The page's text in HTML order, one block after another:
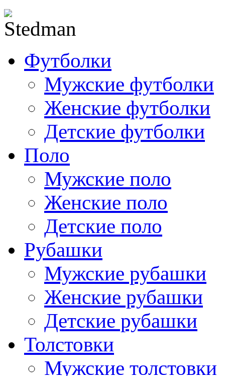
Футболки
Мужские футболки
Женские футболки
Детские футболки
Поло
Мужские поло
Женские поло
Детские поло
Рубашки
Мужские рубашки
Женские рубашки
Детские рубашки
Толстовки
Мужские толстовки